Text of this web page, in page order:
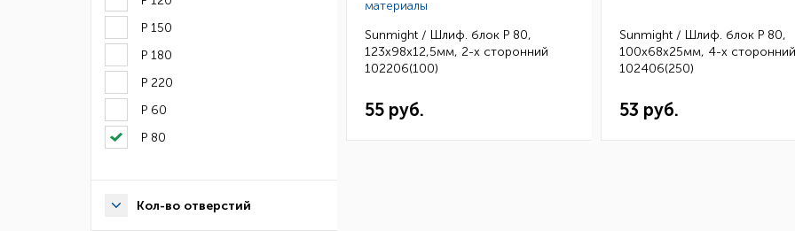
Р 150
Р 180
Р 220
Р 60
Р 80
Кол-во отверстий
материалы
Sunmight / Шлиф. блок P 80,
123х98х12,5мм, 2-х сторонний
102206(100)
55 руб.
Sunmight / Шлиф. блок P 80,
100х68х25мм, 4-х сторонний
102406(250)
53 руб.